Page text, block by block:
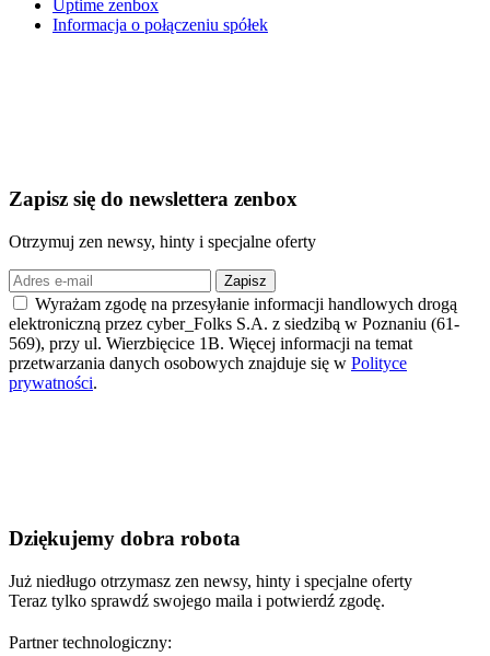
Uptime zenbox
Informacja o połączeniu spółek
Zapisz się do newslettera zenbox
Otrzymuj zen newsy, hinty i specjalne oferty
Zapisz
Wyrażam zgodę na przesyłanie informacji handlowych drogą
elektroniczną przez cyber_Folks S.A. z siedzibą w Poznaniu (61-
569), przy ul. Wierzbięcice 1B. Więcej informacji na temat
przetwarzania danych osobowych znajduje się w Polityce
prywatności.
Dziękujemy dobra robota
Już niedługo otrzymasz zen newsy, hinty i specjalne oferty
Teraz tylko sprawdź swojego maila i potwierdź zgodę.
Partner technologiczny: